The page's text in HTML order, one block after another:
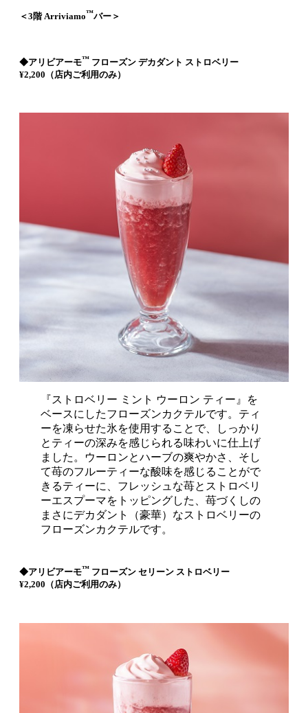
＜3階 Arriviamo™バー＞
◆アリビアーモ™ フローズン デカダント ストロベリー
¥2,200（店内ご利用のみ）
『ストロベリー ミント ウーロン ティー』を
ベースにしたフローズンカクテルです。ティ
ーを凍らせた氷を使用することで、しっかり
とティーの深みを感じられる味わいに仕上げ
ました。ウーロンとハーブの爽やかさ、そし
て苺のフルーティーな酸味を感じることがで
きるティーに、フレッシュな苺とストロベリ
ーエスプーマをトッピングした、苺づくしの
まさにデカダント（豪華）なストロベリーの
フローズンカクテルです。
◆アリビアーモ™ フローズン セリーン ストロベリー
¥2,200（店内ご利用のみ）